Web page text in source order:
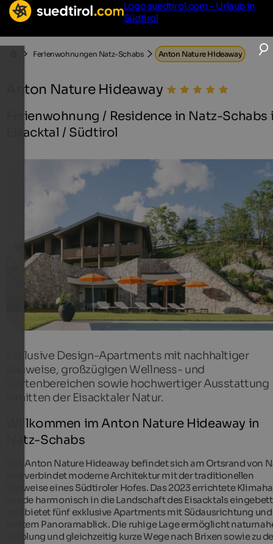
Logo suedtirol.com - Urlaub in
Südtirol
Ferienwohnungen Natz-Schabs Anton Nature Hideaway
Anton Nature Hideaway
Ferienwohnung / Residence in Natz-Schabs
Eisacktal / Südtirol
Exklusive Design-Apartments mit nachhaltiger
Bauweise, großzügigen Wellness- und
Gartenbereichen sowie hochwertiger Ausstattung
inmitten der Eisacktaler Natur.
Willkommen im Anton Nature Hideaway in
Natz-Schabs
Das Anton Nature Hideaway befindet sich am Ortsrand von
und verbindet moderne Architektur mit der traditionellen
Bauweise eines Südtiroler Hofes. Das 2023 errichtete
wurde harmonisch in die Landschaft des Eisacktals
und bietet fünf exklusive Apartments mit Südausrichtung und
weitem Panoramablick. Die ruhige Lage ermöglicht
Erholung und gleichzeitig kurze Wege nach Brixen sowie zu